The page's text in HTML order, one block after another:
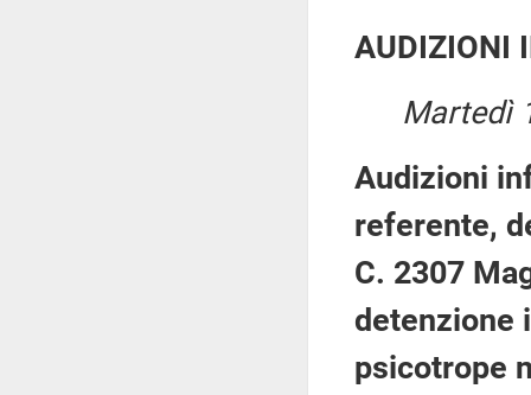
AUDIZIONI
Martedì
Audizioni
referente,
C. 2307
detenzione
psicotrope